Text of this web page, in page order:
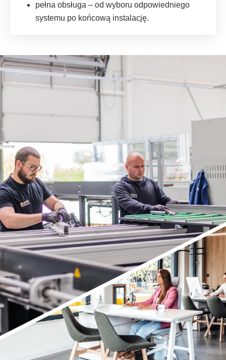
pełna obsługa – od wyboru odpowiedniego
systemu po końcową instalację.